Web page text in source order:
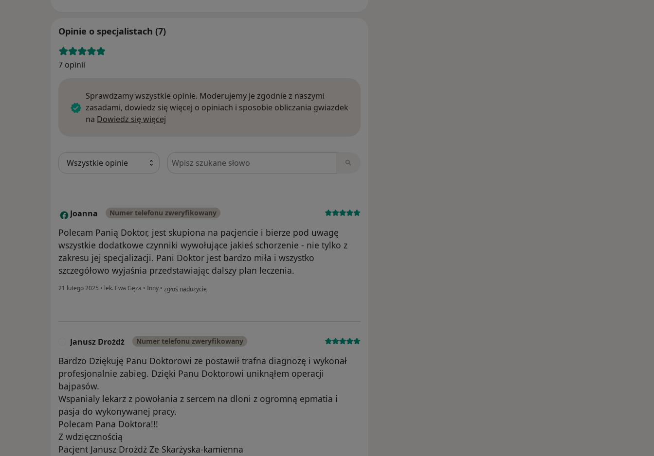
Opinie o specjalistach (7)
7 opinii
Sprawdzamy wszystkie opinie. Moderujemy je zgodnie z naszymi
zasadami, dowiedz się więcej o opiniach i sposobie obliczania gwiazdek
na Dowiedz się więcej
Szukaj w opiniach
J Joanna Numer telefonu zweryfikowany
Polecam Panią Doktor, jest skupiona na pacjencie i bierze pod uwagę
wszystkie dodatkowe czynniki wywołujące jakieś schorzenie - nie tylko z
zakresu jej specjalizacji. Pani Doktor jest bardzo miła i wszystko
szczegółowo wyjaśnia przedstawiając dalszy plan leczenia.
21 lutego 2025 • lek. Ewa Gęza • Inny • w opinii użytkownika Joanna
zgłoś nadużycie
Janusz Drożdż Numer telefonu zweryfikowany
Bardzo Dziękuję Panu Doktorowi ze postawił trafna diagnozę i wykonał
profesjonalnie zabieg. Dzięki Panu Doktorowi uniknąłem operacji
bajpasów.
Wspanialy lekarz z powołania z sercem na dloni z ogromną epmatia i
pasja do wykonywanej pracy.
Polecam Pana Doktora!!!
Z wdzięcznością
Pacjent Janusz Drożdż Ze Skarżyska-kamienna